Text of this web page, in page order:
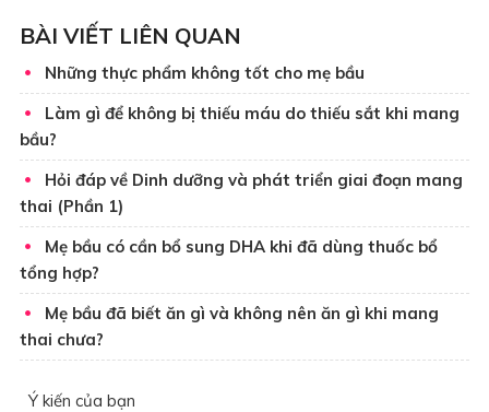
BÀI VIẾT LIÊN QUAN
Những thực phẩm không tốt cho mẹ bầu
Làm gì để không bị thiếu máu do thiếu sắt khi mang
bầu?
Hỏi đáp về Dinh dưỡng và phát triển giai đoạn mang
thai (Phần 1)
Mẹ bầu có cần bổ sung DHA khi đã dùng thuốc bổ
tổng hợp?
Mẹ bầu đã biết ăn gì và không nên ăn gì khi mang
thai chưa?
Ý kiến của bạn